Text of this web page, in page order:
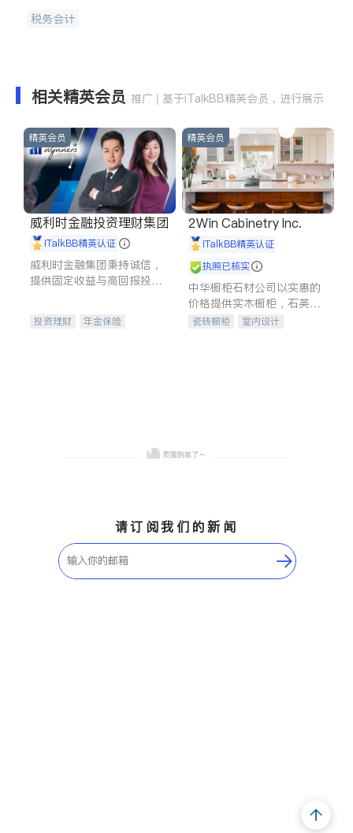
税务会计
相关精英会员 推广 | 基于iTalkBB精英会员，进行展示
精英会员
威利时金融投资理财集团
iTalkBB精英认证
威利时金融集团秉持诚信，
提供固定收益与高回报投资
合，助力客户实现目标
投资理财
年金保险
精英会员
2Win Cabinetry Inc.
iTalkBB精英认证
执照已核实
中华橱柜石材公司以实惠的
价格提供实木橱柜，石英石
台面，多种优质不锈钢水
瓷砖橱柜
室内设计
请订阅我们的新闻